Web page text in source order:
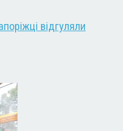
відгуляли